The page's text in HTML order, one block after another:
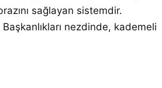
sağlayan sistemdir.
nezdinde, kademeli